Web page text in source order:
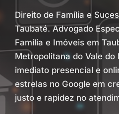
Direito de Família e
Taubaté. Advogado
Família e Imóveis em
Metropolitana do Vale
imediato presencial e
estrelas no Google em
justo e rapidez no